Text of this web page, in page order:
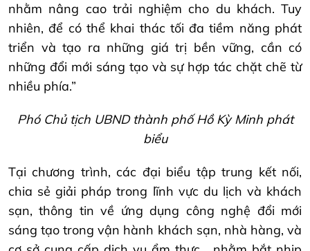
nhằm nâng cao trải nghiệm cho du khách. Tuy
nhiên, để có thể khai thác tối đa tiềm năng phát
triển và tạo ra những giá trị bền vững, cần có
những đổi mới sáng tạo và sự hợp tác chặt chẽ từ
nhiều phía.”
Phó Chủ tịch UBND thành phố Hồ Kỳ Minh phát
biểu
Tại chương trình, các đại biểu tập trung kết nối,
chia sẻ giải pháp trong lĩnh vực du lịch và khách
sạn, thông tin về ứng dụng công nghệ đổi mới
sáng tạo trong vận hành khách sạn, nhà hàng, và